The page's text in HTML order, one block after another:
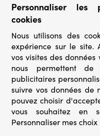
›
› Confidentialité
›
›
›
›
© Go-puzzle.fr
Personnaliser les
cookies
Nous utilisons des
expérience sur le site.
vos visites des données
nous permettent
publicitaires
suivre vos données de
pouvez choisir
vous souhaitez en
Personnaliser mes choix